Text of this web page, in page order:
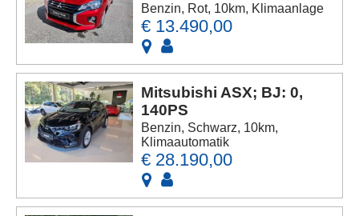
Benzin, Rot, 10km, Klimaanlage
€ 13.490,00
Mitsubishi ASX; BJ: 0,
140PS
Benzin, Schwarz, 10km,
Klimaautomatik
€ 28.190,00